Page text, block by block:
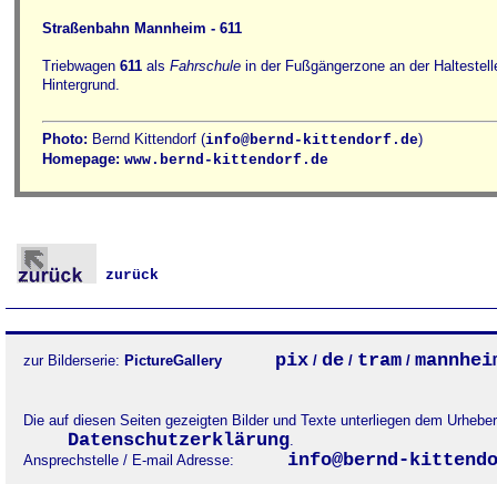
Straßenbahn Mannheim - 611
Triebwagen 611 als Fahrschule in der Fußgängerzone an der
Hintergrund.
Photo: Bernd Kittendorf (info@bernd-kittendorf.de)
Homepage: www.bernd-kittendorf.de
zurück
zur Bilderserie: PictureGallery pix / de / tram /
Die auf diesen Seiten gezeigten Bilder und Texte unterliegen dem
Datenschutzerklärung.
Ansprechstelle / E-mail Adresse:
info@bernd-